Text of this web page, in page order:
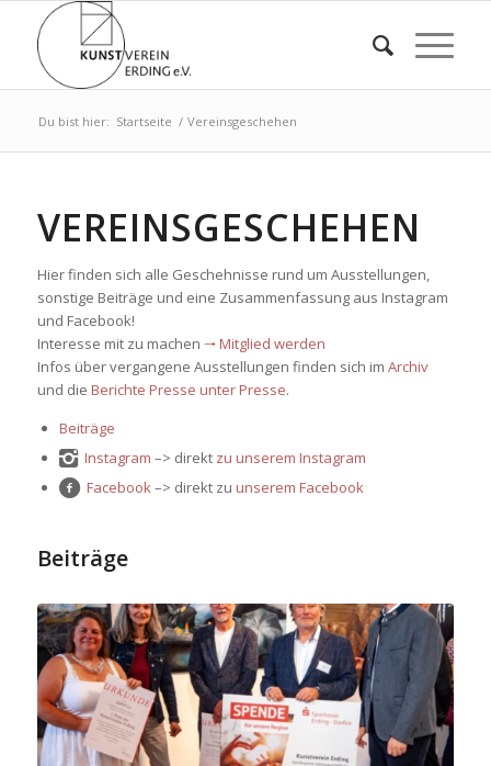
Du bist hier: Startseite / Vereinsgeschehen
VEREINSGESCHEHEN
Hier finden sich alle Geschehnisse rund um Ausstellungen,
sonstige Beiträge und eine Zusammenfassung aus Instagram
und Facebook!
Interesse mit zu machen 🠒 Mitglied werden
Infos über vergangene Ausstellungen finden sich im Archiv
und die Berichte Presse unter Presse.
Beiträge
Instagram –> direkt zu unserem Instagram
Facebook–> direkt zuunserem Facebook
Beiträge